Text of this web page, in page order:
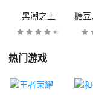
黑潮之上
热门游戏